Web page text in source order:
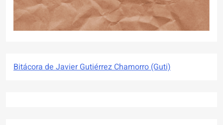
Bitácora de Javier Gutiérrez Chamorro (Guti)